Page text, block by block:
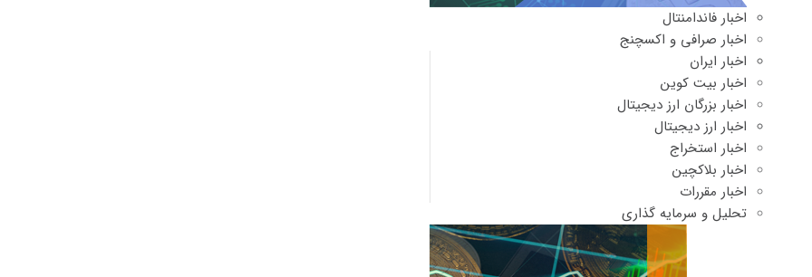
اخبار فاندامنتال
اخبار صرافی و اکسچنج
اخبار ایران
اخبار بیت کوین
اخبار بزرگان ارز دیجیتال
اخبار ارز دیجیتال
اخبار استخراج
اخبار بلاکچین
اخبار مقررات
تحلیل و سرمایه گذاری